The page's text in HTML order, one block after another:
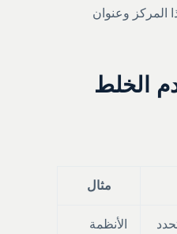
المركز وعنوان
الخلط
مثال
الأنظمة